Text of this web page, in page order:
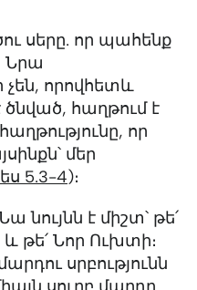
սերը. որ պահենք
Նրա
որովհետև
ծնված, հաղթում է
որ
մեր
5.3-4)։
նույնն է միշտ՝ թե՛
թե՛ Նոր Ուխտի։
սրբությունն